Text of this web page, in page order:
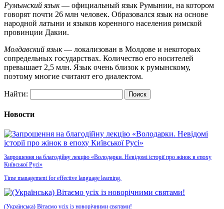
Румынский язык— официальный язык Румынии, на котором
говорят почти 26 млн человек. Образовался язык на основе
народной латыни и языков коренного населения римской
провинции Дакии.
Молдавский язык— локализован в Молдове и некоторых
сопредельных государствах. Количество его носителей
превышает 2,5 млн. Язык очень близок к румынскому,
поэтому многие считают его диалектом.
Найти:
Новости
Запрошення на благодійну лекцію «Володарки. Невідомі історії про жінок в епоху
Київської Русі»
Time management for effective language learning.
(Українська) Вітаємо усіх із новорічними святами!